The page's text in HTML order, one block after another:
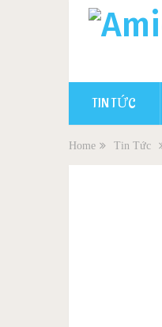
TIN TỨC
Home Tin Tức